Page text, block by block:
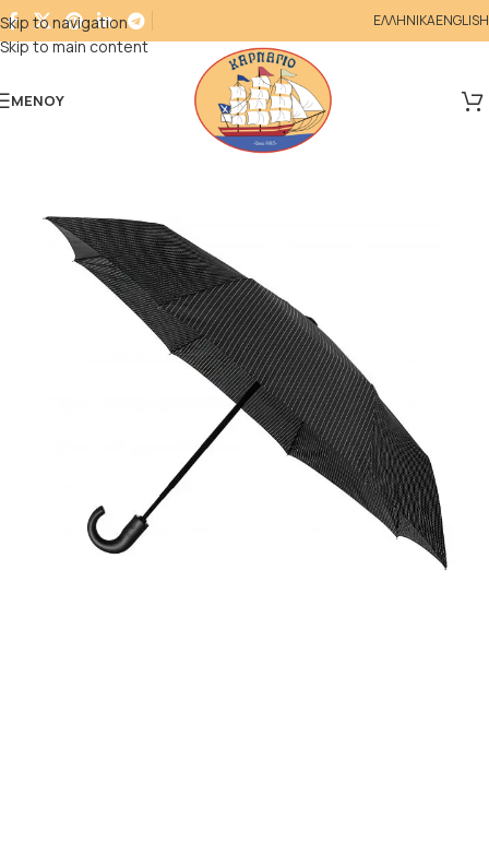
Skip to navigation
Skip to main content
ΕΛΛΗΝΙΚΑENGLISH
ΜΕΝΟΎ